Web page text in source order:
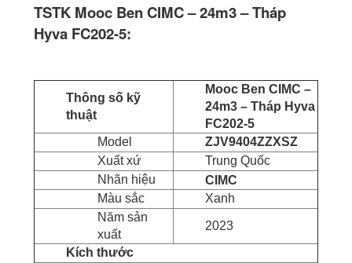
TSTK Mooc Ben CIMC – 24m3 – Tháp
Hyva FC202-5:
Thông số kỹ
thuật
Mooc Ben CIMC –
24m3 – Tháp Hyva
FC202-5
Model
ZJV9404ZZXSZ
Xuất xứ
Trung Quốc
Nhãn hiệu
CIMC
Màu sắc
Xanh
Năm sản
xuất
2023
Kích thước